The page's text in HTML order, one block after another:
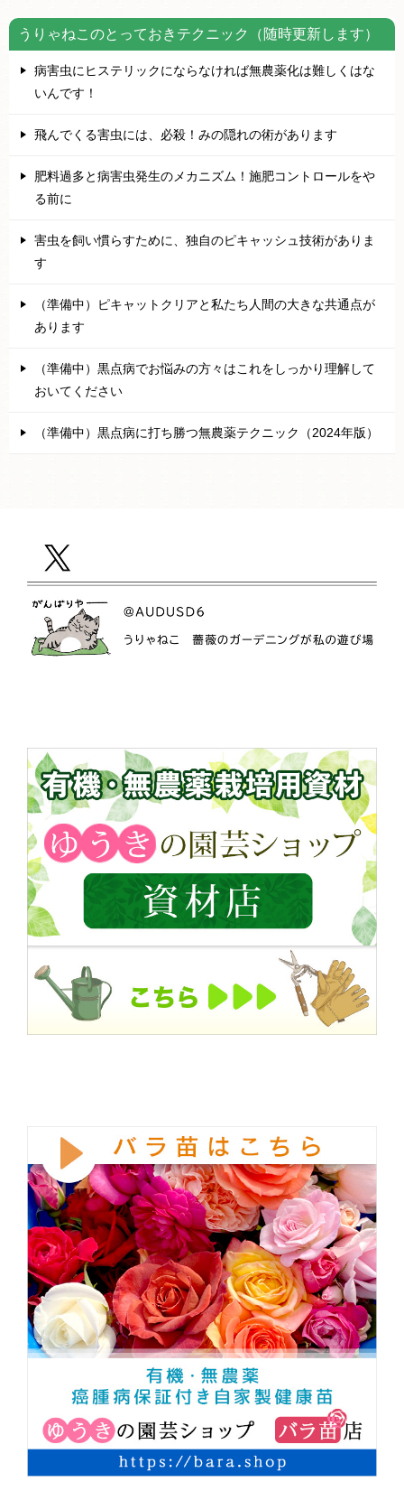
うりゃねこのとっておきテクニック（随時更新します）
病害虫にヒステリックにならなければ無農薬化は難しくはな
いんです！
飛んでくる害虫には、必殺！みの隠れの術があります
肥料過多と病害虫発生のメカニズム！施肥コントロールをや
る前に
害虫を飼い慣らすために、独自のピキャッシュ技術がありま
す
（準備中）ピキャットクリアと私たち人間の大きな共通点が
あります
（準備中）黒点病でお悩みの方々はこれをしっかり理解して
おいてください
（準備中）黒点病に打ち勝つ無農薬テクニック（2024年版）